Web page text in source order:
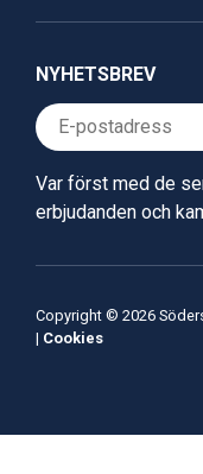
NYHETSBREV
Var först med de
erbjudanden och
Copyright © 2026
| Cookies